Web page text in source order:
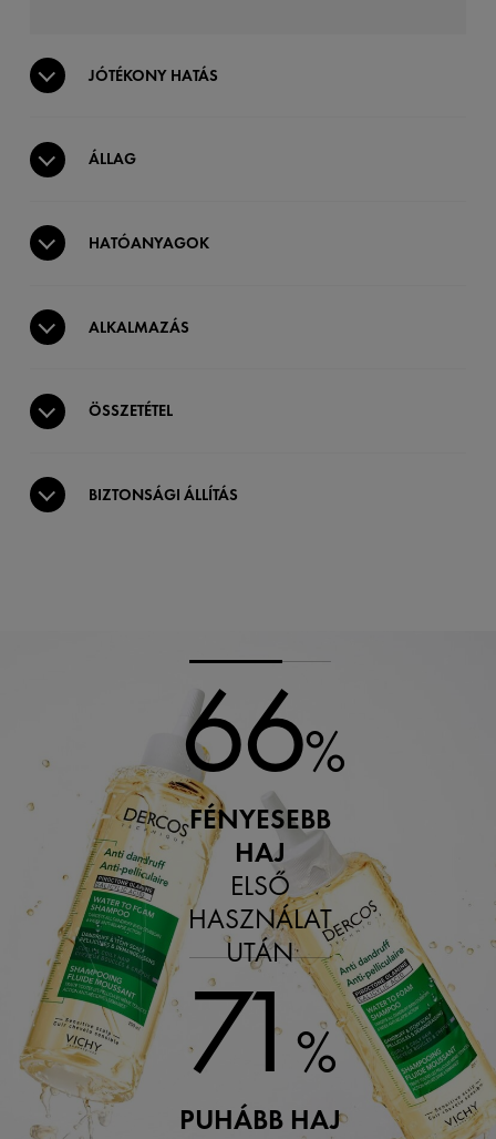
JÓTÉKONY HATÁS
ÁLLAG
HATÓANYAGOK
ALKALMAZÁS
ÖSSZETÉTEL
BIZTONSÁGI ÁLLÍTÁS
66%
FÉNYESEBB
HAJ
ELSŐ
HASZNÁLAT
UTÁN
71%
PUHÁBB HAJ